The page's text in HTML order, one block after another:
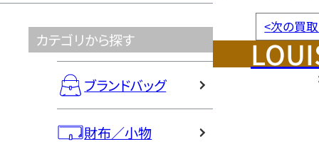
カテゴリから探す
ブランドバッグ
財布／小物
<次の買